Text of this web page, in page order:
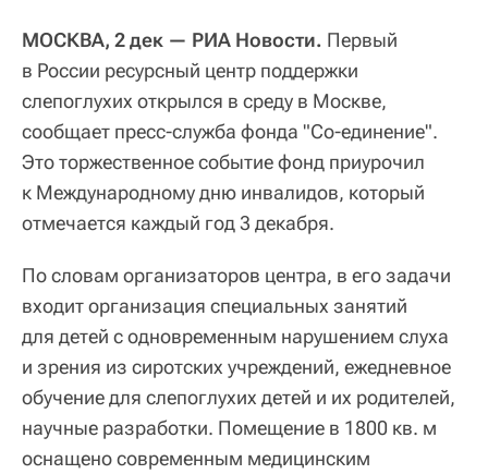
МОСКВА, 2 дек — РИА Новости. Первый
в России ресурсный центр поддержки
слепоглухих открылся в среду в Москве,
сообщает пресс-служба фонда "Со-единение".
Это торжественное событие фонд приурочил
к Международному дню инвалидов, который
отмечается каждый год 3 декабря.
По словам организаторов центра, в его задачи
входит организация специальных занятий
для детей с одновременным нарушением слуха
и зрения из сиротских учреждений, ежедневное
обучение для слепоглухих детей и их родителей,
научные разработки. Помещение в 1800 кв. м
оснащено современным медицинским